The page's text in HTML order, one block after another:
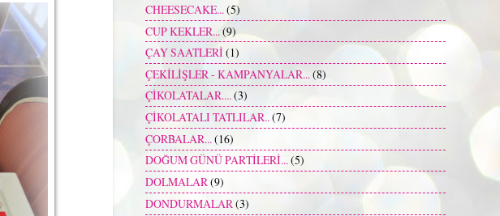
CHEESECAKE...(5)
CUP KEKLER...(9)
ÇAY SAATLERİ (1)
ÇEKİLİŞLER - KAMPANYALAR...(8)
ÇİKOLATALAR....(3)
ÇİKOLATALI TATLILAR..(7)
ÇORBALAR... (16)
DOĞUM GÜNÜ PARTİLERİ...(5)
DOLMALAR(9)
DONDURMALAR (3)